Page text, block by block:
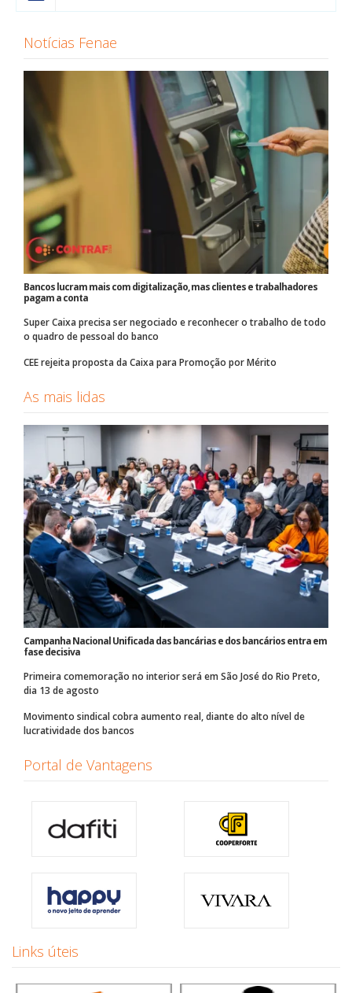
Notícias Fenae
Bancos lucram mais com digitalização, mas clientes e trabalhadores
pagam a conta
Super Caixa precisa ser negociado e reconhecer o trabalho de todo
o quadro de pessoal do banco
CEE rejeita proposta da Caixa para Promoção por Mérito
As mais lidas
Campanha Nacional Unificada das bancárias e dos bancários entra em
fase decisiva
Primeira comemoração no interior será em São José do Rio Preto,
dia 13 de agosto
Movimento sindical cobra aumento real, diante do alto nível de
lucratividade dos bancos
Portal de Vantagens
Links úteis